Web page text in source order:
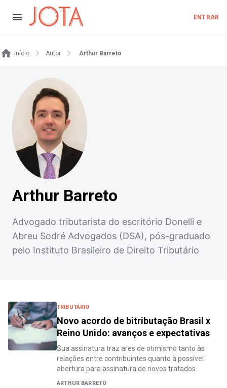
ENTRAR
Início Autor Arthur Barreto
Arthur Barreto
Advogado tributarista do escritório Donelli e
Abreu Sodré Advogados (DSA), pós-graduado
pelo Instituto Brasileiro de Direito Tributário
TRIBUTÁRIO
Novo acordo de bitributação Brasil x
Reino Unido: avanços e expectativas
Sua assinatura traz ares de otimismo tanto às
relações entre contribuintes quanto à possível
abertura para assinatura de novos tratados
ARTHUR BARRETO